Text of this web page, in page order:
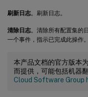
刷新日志。刷新日志。
清除日志。清除所有配置集的日
一个事件，指示已完成此操作
本产品文档的官方版本
而提供，可能包括机器
Cloud Software Group